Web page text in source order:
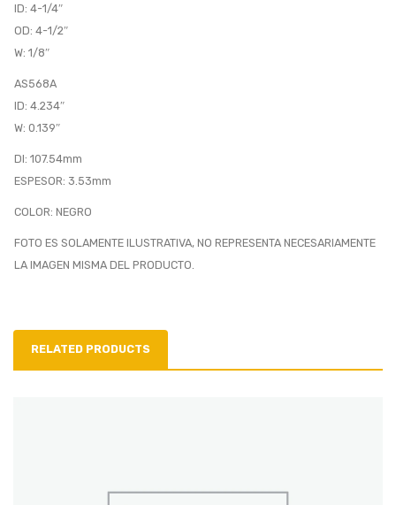
ID: 4-1/4″
OD: 4-1/2″
W: 1/8″
AS568A
ID: 4.234″
W: 0.139″
DI: 107.54mm
ESPESOR: 3.53mm
COLOR: NEGRO
FOTO ES SOLAMENTE ILUSTRATIVA, NO REPRESENTA NECESARIAMENTE
LA IMAGEN MISMA DEL PRODUCTO.
RELATED PRODUCTS